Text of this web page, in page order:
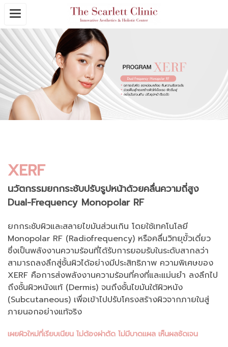
XERF
นวัตกรรมยกกระชับปรับรูปหน้าด้วยคลื่นความถี่สูง
Dual-Frequency Monopolar RF
ยกกระชับผิวและสลายไขมันส่วนเกิน โดยใช้เทคโนโลยี
Monopolar RF (Radiofrequency) หรือคลื่นวิทยุขั้วเดี่ยว
ซึ่งเป็นพลังงานความร้อนที่ได้รับการยอมรับในระดับสากลว่า
สามารถลงลึกสู่ชั้นผิวได้อย่างมีประสิทธิภาพ ความพิเศษของ
XERF คือการส่งพลังงานความร้อนที่คงที่และแม่นยำ ลงลึกไป
ถึงชั้นผิวหนังแท้ (Dermis) จนถึงชั้นไขมันใต้ผิวหนัง
(Subcutaneous) เพื่อเข้าไปปรับโครงสร้างผิวจากภายในสู่
ภายนอกอย่างแท้จริง
เผยผิวใหม่ที่เรียบเนียน ไม่ต้องผ่าตัด ไม่มีบาดแผล เห็นผลชัดเจน